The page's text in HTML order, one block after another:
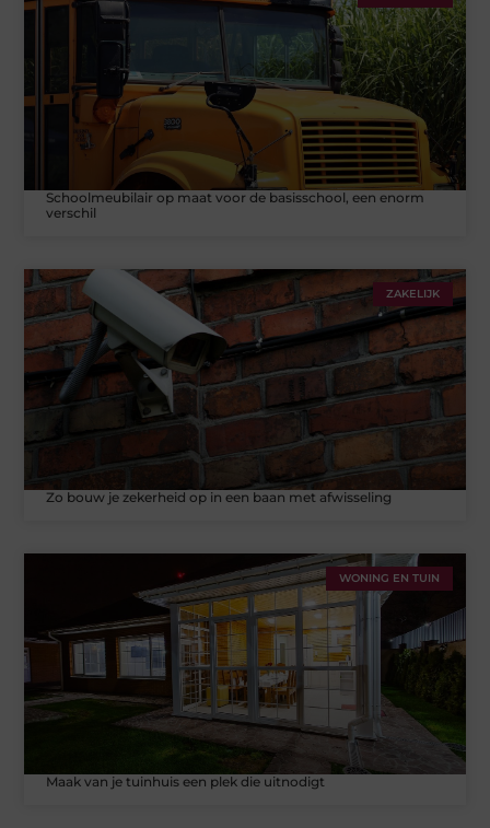
Schoolmeubilair op maat voor de basisschool, een enorm
verschil
ZAKELIJK
Zo bouw je zekerheid op in een baan met afwisseling
WONING EN TUIN
Maak van je tuinhuis een plek die uitnodigt